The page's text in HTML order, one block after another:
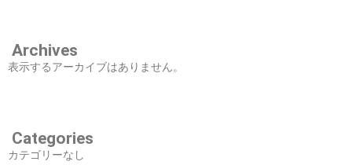
Archives
表示するアーカイブはありません。
Categories
カテゴリーなし